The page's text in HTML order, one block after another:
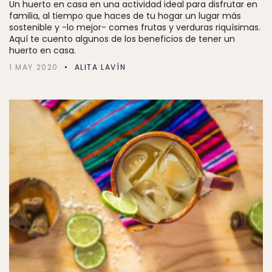
Un huerto en casa en una actividad ideal para disfrutar en
familia, al tiempo que haces de tu hogar un lugar más
sostenible y -lo mejor- comes frutas y verduras riquísimas.
Aquí te cuento algunos de los beneficios de tener un
huerto en casa.
1 MAY 2020 ALITA LAVÍN